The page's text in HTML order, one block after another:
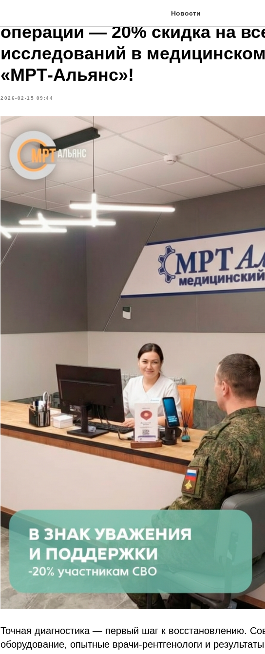
Новости
Участникам Специальной
операции — 20% скидка на
исследований в
«МРТ-Альянс»!
2026-02-15 09:44
Точная диагностика — первый шаг к восстановлению.
оборудование, опытные врачи-рентгенологи и